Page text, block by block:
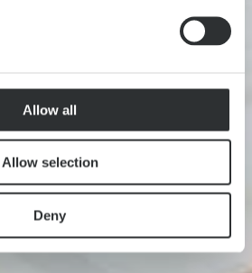
Allow all
Allow selection
Deny